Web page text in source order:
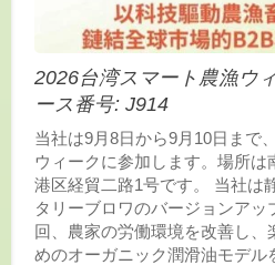
2026台湾スマート農漁ウ
ース番号: J914
当社は9月8日から9月10日まで
ウィークに参加します。場所は
港区経貿二路1号です。 当社は
タリーブロワのバージョンアッ
回、農家の労働環境を改善し、
めのオーガニック潤滑油モデル